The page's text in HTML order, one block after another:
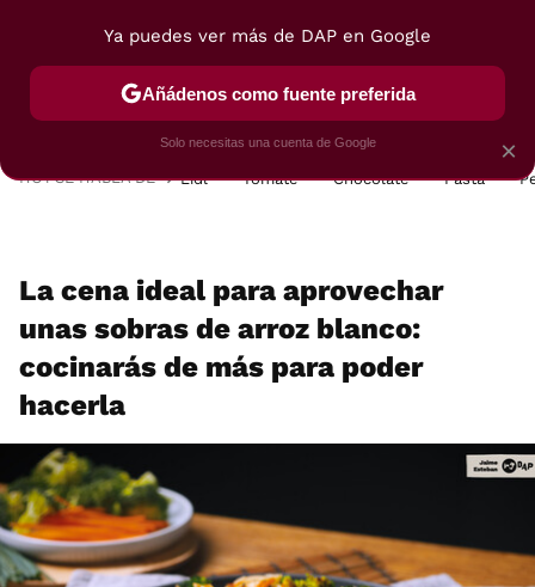
POSTRES VIAJES SELECCIÓN VEGUI
HOY SE HABLA DE Lidl Tomate Chocolate Pasta
La cena ideal para aprovechar
unas sobras de arroz blanco:
cocinarás de más para poder
hacerla
×
Ya puedes ver más de DAP en Google
Añádenos como fuente preferida
Solo necesitas una cuenta de Google